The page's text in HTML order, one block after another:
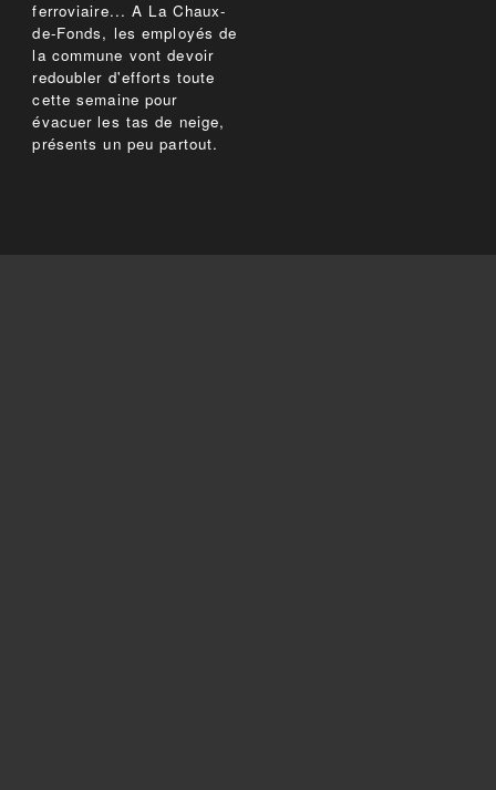
ferroviaire... A La Chaux-
de-Fonds, les employés de
la commune vont devoir
redoubler d'efforts toute
cette semaine pour
évacuer les tas de neige,
présents un peu partout.